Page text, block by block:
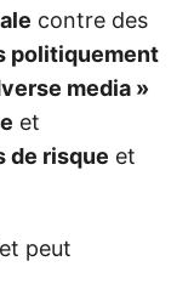
contre des
politiquement
media »
et
de risque et
peut